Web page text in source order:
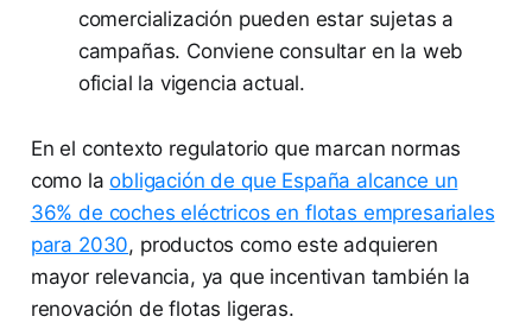
comercialización pueden estar sujetas a
campañas. Conviene consultar en la web
oficial la vigencia actual.
En el contexto regulatorio que marcan normas
como laobligación de que España alcance un
36% de coches eléctricos en flotas empresariales
para 2030, productos como este adquieren
mayor relevancia, ya que incentivan también la
renovación de flotas ligeras.